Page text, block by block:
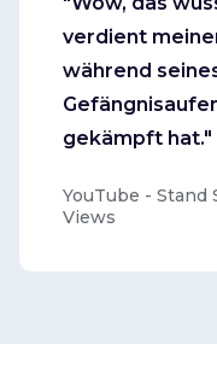
verdient
während
gekämpft hat."
YouTube - Stand
Views